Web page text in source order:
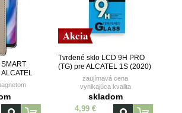
Akcia
Tvrdené sklo LCD 9H PRO
(TG) pre ALCATEL 1S (2020)
zaujímavá cena
vynikajúca kvalita
skladom
4,99 €